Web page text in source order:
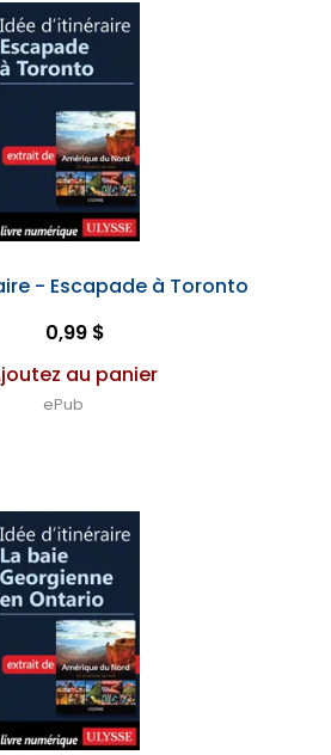
- Escapade à Toronto
0,99 $
au panier
ePub